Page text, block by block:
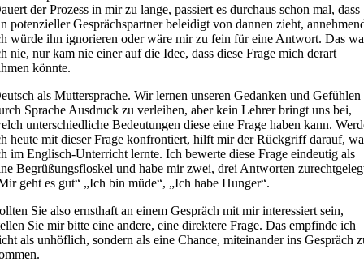
der Prozess in mir zu lange, passiert es durchaus schon mal, dass
potenzieller Gesprächspartner beleidigt von dannen zieht,
würde ihn ignorieren oder wäre mir zu fein für eine Antwort. Das
nie, nur kam nie einer auf die Idee, dass diese Frage mich derart
könnte.
als Muttersprache. Wir lernen unseren Gedanken und Gefühlen
Sprache Ausdruck zu verleihen, aber kein Lehrer bringt uns bei,
unterschiedliche Bedeutungen diese eine Frage haben kann.
heute mit dieser Frage konfrontiert, hilft mir der Rückgriff darauf,
im Englisch-Unterricht lernte. Ich bewerte diese Frage eindeutig als
Begrüßungsfloskel und habe mir zwei, drei Antworten
geht es gut“ „Ich bin müde“, „Ich habe Hunger“.
Sie also ernsthaft an einem Gespräch mit mir interessiert sein,
Sie mir bitte eine andere, eine direktere Frage. Das empfinde ich
als unhöflich, sondern als eine Chance, miteinander ins Gespräch